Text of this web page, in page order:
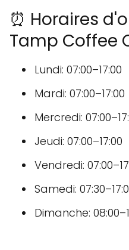
⏰ Horaires
Tamp Coffee
Lundi: 07:00–17:00
Mardi: 07:00–17:00
Mercredi:
Jeudi: 07:00–17:00
Vendredi:
Samedi:
Dimanche: